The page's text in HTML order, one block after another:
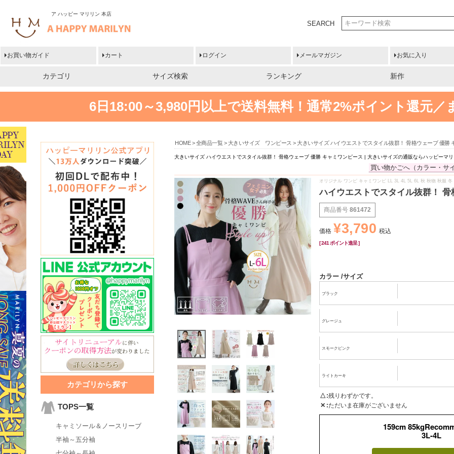
ア ハッピー マリリン 本店
SEARCH
お買い物ガイド カート ログイン メールマガジン お気に入り
カテゴリ サイズ検索 ランキング 新作
6日18:00～3,980円以上で送料無料！ 通常2%ポイント還元／
カテゴリから探す
TOPS一覧
キャミソール＆ノースリーブ
半袖～五分袖
HOME 全商品一覧 大きいサイズ ワンピース 大きいサイズ ハイウエストでスタイル抜群！ 骨格ウェーブ 優
大きいサイズ ハイウエストでスタイル抜群！ 骨格ウェーブ 優勝 キャミワンピース | 大きいサイズの通販ならハッピーマリ
買い物かごへ（カラー・サ
オリジナル ワンピ キャミワンピ LL 3L 4L 5L 6L 秋 秋物 秋服
ハイウエストでスタイル抜群！
商品番号 861472
価格 ¥3,790 税込
[241 ポイント進呈 ]
カラー サイズ
ブラック
グレージュ
スモークピンク
ライトカーキ
△ 残りわずかです。
✕ ただいま在庫がございません
159cm
3L-4L